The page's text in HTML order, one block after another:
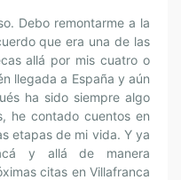
Debo remontarme a la
que era una de las
allá por mis cuatro o
llegada a España y aún
ha sido siempre algo
he contado cuentos en
etapas de mi vida. Y ya
y allá de manera
citas en Villafranca